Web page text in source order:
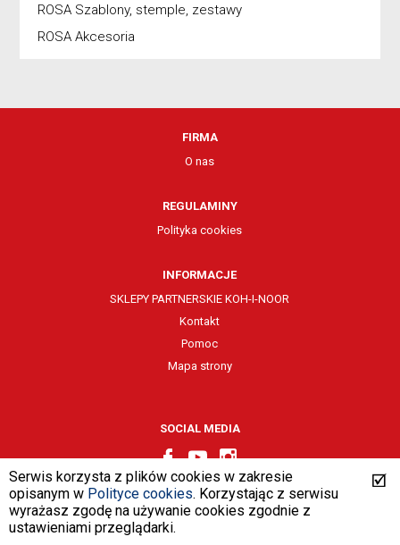
ROSA Szablony, stemple, zestawy
ROSA Akcesoria
FIRMA
O nas
REGULAMINY
Polityka cookies
INFORMACJE
SKLEPY PARTNERSKIE KOH-I-NOOR
Kontakt
Pomoc
Mapa strony
SOCIAL MEDIA
Serwis korzysta z plików cookies w zakresie
opisanym w Polityce cookies. Korzystając z serwisu
wyrażasz zgodę na używanie cookies zgodnie z
ustawieniami przeglądarki.